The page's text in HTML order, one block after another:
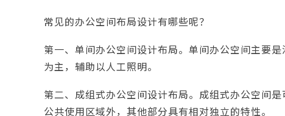
常见的办公空间布局设计有哪些呢？
第一、单间办公空间设计布局。单间办公空间主要
为主，辅助以人工照明。
第二、成组式办公空间设计布局。成组式办公空间
公共使用区域外，其他部分具有相对独立的特性。